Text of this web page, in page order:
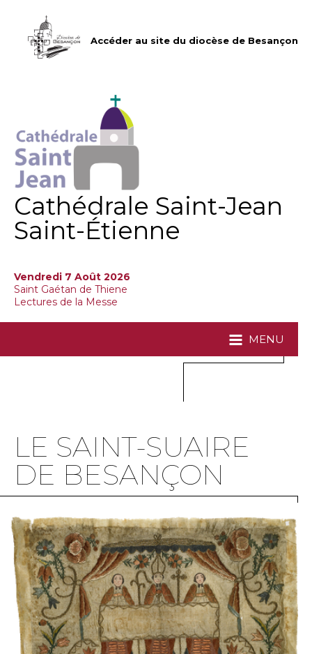
Accéder au site du diocèse de Besançon
Cathédrale Saint-Jean
Saint-Étienne
Vendredi 7 Août 2026
Saint Gaétan de Thiene
Lectures de la Messe
MENU
LE SAINT-SUAIRE
DE BESANÇON